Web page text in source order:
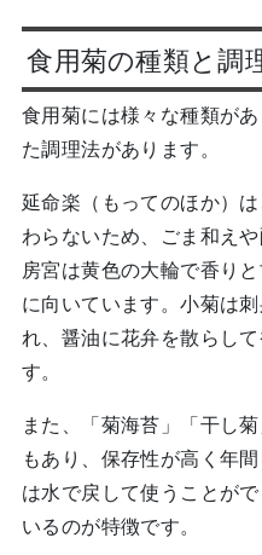
食用菊の種類と調
食用菊には様々な種類が
た調理法があります。
延命楽（もってのほか）
わらないため、ごま和え
房宮は黄色の大輪で香り
に向いています。小菊は
れ、醤油に花弁を散らし
す。
また、「菊海苔」「干し
もあり、保存性が高く年
は水で戻して使うことが
いるのが特徴です。